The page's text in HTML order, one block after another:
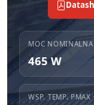
MOC NOMINALNA
465 W
WSP. TEMP. PMAX